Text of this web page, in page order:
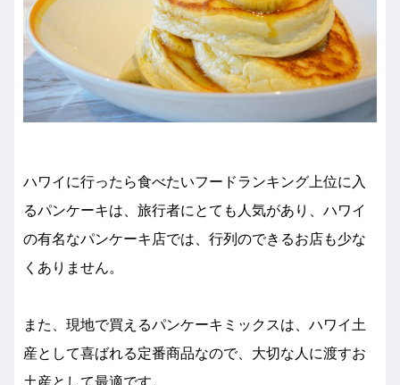
ハワイに行ったら食べたいフードランキング上位に入
るパンケーキは、旅行者にとても人気があり、ハワイ
の有名なパンケーキ店では、行列のできるお店も少な
くありません。
また、現地で買えるパンケーキミックスは、ハワイ土
産として喜ばれる定番商品なので、大切な人に渡すお
土産として最適です。